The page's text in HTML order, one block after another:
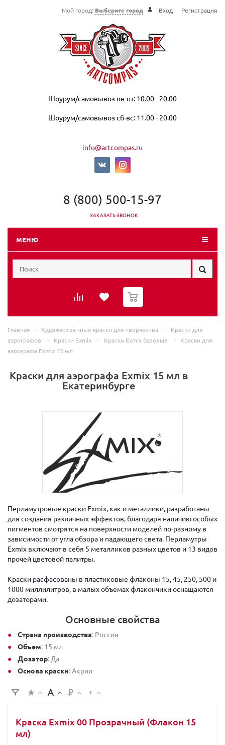
Мой город: Выберите город Вход Регистрация
Шоурум/самовывоз пн-пт: 10.00 - 20.00
Шоурум/самовывоз сб-вс: 11.00 - 20.00
info@artcompas.ru
8 (800) 500-15-97
ЗАКАЗАТЬ ЗВОНОК
МЕНЮ
0
Главная - Художественные краски для творчества -
Краски для
аэрографов
- Краски Exmix - Краски Exmix базовые -
Краски для
аэрографа Exmix 15 мл
Краски для аэрографа Exmix 15 мл в
Екатеринбурге
Перламутровые краски Exmix, как и металлики, разработаны
для создания различных эффектов, благодаря наличию особых
пигментов смотрятся на поверхности моделей по-разному в
зависимости от угла обзора и падающего света. Перламутры
Exmix включают в себя 5 металликов разных цветов и 13 видов
прочей цветовой палитры.
Краски расфасованы в пластиковые флаконы 15, 45, 250, 500 и
1000 миллилитров, в малых объемах флакончики оснащаются
дозаторами.
Основные свойства
Страна производства: Россия
Объем: 15 мл
Дозатор: Да
Основа краски: Акрил
Краска Exmix 00 Прозрачный (Флакон 15
мл)